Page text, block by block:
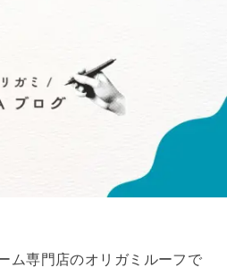
ム専門店のオリガミルーフで